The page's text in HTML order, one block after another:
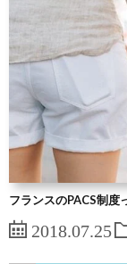
フランスのPACS制度
2018.07.25